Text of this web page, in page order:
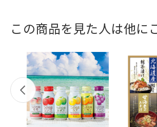
この商品を見た人は他に